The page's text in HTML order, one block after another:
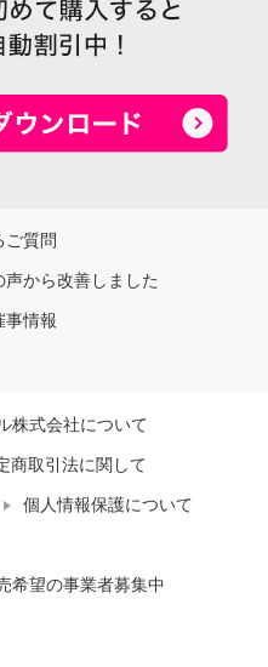
ご質問
声から改善しました
事情報
株式会社について
商取引法に関して
個人情報保護について
希望の事業者募集中